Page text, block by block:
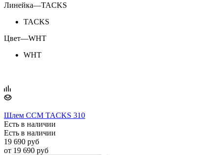
Линейка—TACKS
TACKS
Цвет—WHT
WHT
Шлем CCM TACKS 310
Есть в наличии
Есть в наличии
19 690 руб
от 19 690 руб